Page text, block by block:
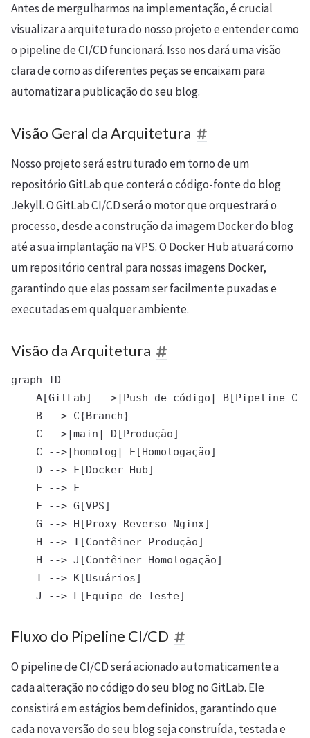
Antes de mergulharmos na implementação, é crucial
visualizar a arquitetura do nosso projeto e entender como
o pipeline de CI/CD funcionará. Isso nos dará uma visão
clara de como as diferentes peças se encaixam para
automatizar a publicação do seu blog.
Visão Geral da Arquitetura
Nosso projeto será estruturado em torno de um
repositório GitLab que conterá o código-fonte do blog
Jekyll. O GitLab CI/CD será o motor que orquestrará o
processo, desde a construção da imagem Docker do blog
até a sua implantação na VPS. O Docker Hub atuará como
um repositório central para nossas imagens Docker,
garantindo que elas possam ser facilmente puxadas e
executadas em qualquer ambiente.
Visão da Arquitetura
graph TD
A[GitLab] -->|Push de código| B[Pipeline
    B --> C{Branch}
    C -->|main| D[Produção]
    C -->|homolog| E[Homologação]
    D --> F[Docker Hub]
    E --> F
    F --> G[VPS]
    G --> H[Proxy Reverso Nginx]
    H --> I[Contêiner Produção]
    H --> J[Contêiner Homologação]
    I --> K[Usuários]
Fluxo do Pipeline CI/CD
O pipeline de CI/CD será acionado automaticamente a
cada alteração no código do seu blog no GitLab. Ele
consistirá em estágios bem definidos, garantindo que
cada nova versão do seu blog seja construída, testada e